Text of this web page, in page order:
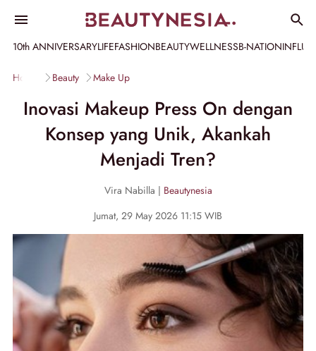
10th ANNIVERSARYLIFEFASHIONBEAUTYWELLNESSB-NATION
Home Beauty Make Up
Inovasi Makeup Press On dengan
Konsep yang Unik, Akankah
Menjadi Tren?
Vira Nabilla | Beautynesia
Jumat, 29 May 2026 11:15 WIB